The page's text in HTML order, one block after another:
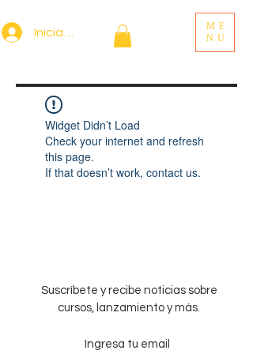
Iniciar sesión
ME
NU
Widget Didn’t Load
Check your internet and refresh
this page.
If that doesn’t work, contact us.
Suscríbete y recibe noticias sobre
cursos, lanzamiento y más.